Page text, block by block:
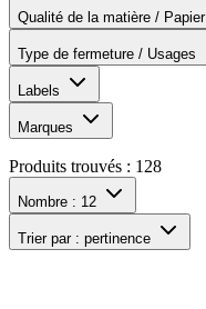
Qualité de la matière / Papier
Type de fermeture / Usages
Labels
Marques
Produits trouvés : 128
Nombre : 12
Trier par : pertinence